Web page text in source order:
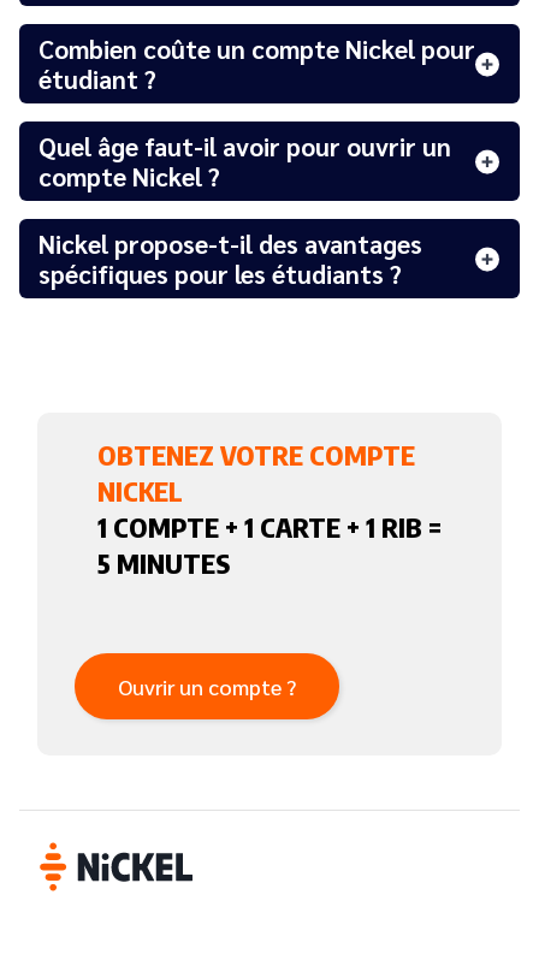
Combien coûte un compte Nickel pour
étudiant ?
Quel âge faut-il avoir pour ouvrir un
compte Nickel ?
Nickel propose-t-il des avantages
spécifiques pour les étudiants ?
OBTENEZ VOTRE COMPTE
NICKEL
1 COMPTE + 1 CARTE + 1 RIB =
5 MINUTES
Ouvrir un compte ?